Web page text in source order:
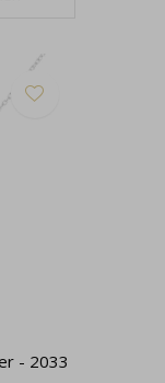
- 2033